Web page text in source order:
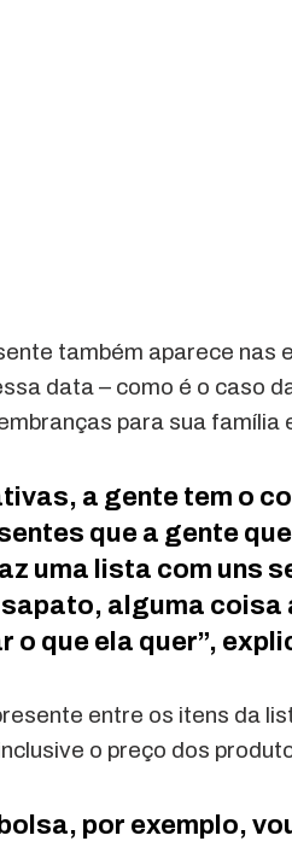
também aparece
data – como é o caso
para sua família
a gente tem o
que a gente
uma lista com uns
alguma
o que ela quer”,
entre os itens da
o preço dos
por exemplo,